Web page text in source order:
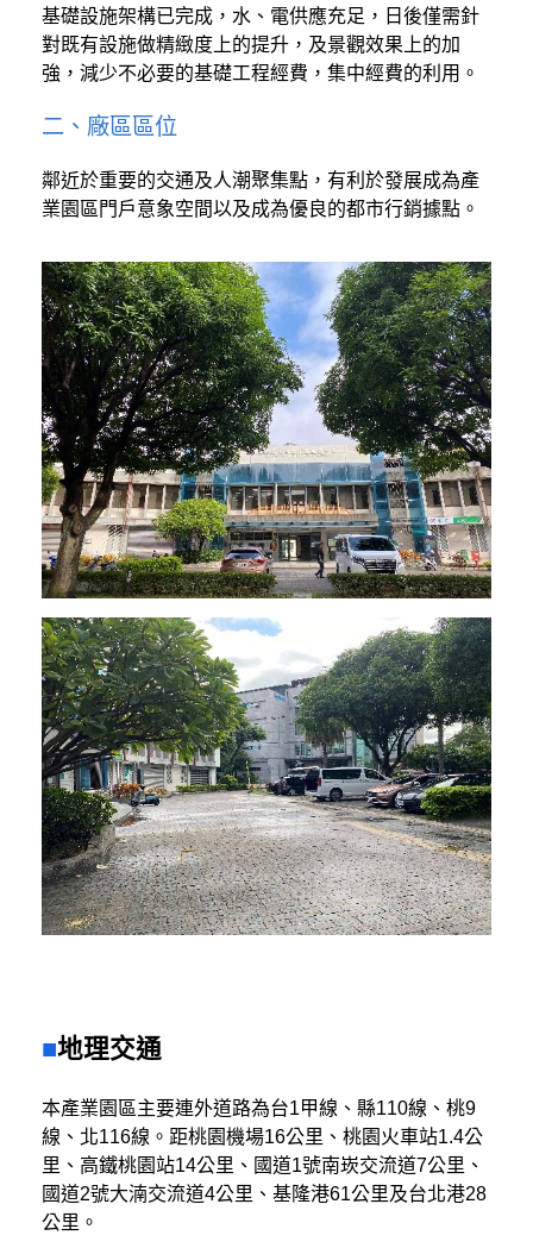
基礎設施架構已完成，水、電供應充足，日後僅需針
對既有設施做精緻度上的提升，及景觀效果上的加
強，減少不必要的基礎工程經費，集中經費的利用。
二、廠區區位
鄰近於重要的交通及人潮聚集點，有利於發展成為產
業園區門戶意象空間以及成為優良的都市行銷據點。
地理交通
本產業園區主要連外道路為台1甲線、縣110線、桃9
線、北116線。距桃園機場16公里、桃園火車站1.4公
里、高鐵桃園站14公里、國道1號南崁交流道7公里、
國道2號大湳交流道4公里、基隆港61公里及台北港28
公里。